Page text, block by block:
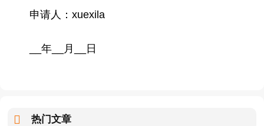
申请人：xuexila
__年__月__日
热门文章